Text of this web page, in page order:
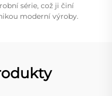
série, což ji činí
moderní výroby.